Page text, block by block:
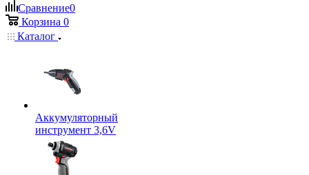
Сравнение0
Корзина 0
Каталог
Аккумуляторный
инструмент 3,6V